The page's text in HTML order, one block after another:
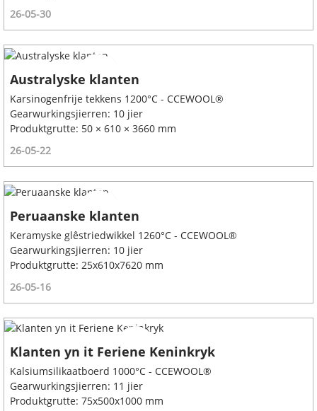
26-05-30
Australyske klanten
Karsinogenfrije tekkens 1200°C - CCEWOOL®
Gearwurkingsjierren: 10 jier
Produktgrutte: 50 × 610 × 3660 mm
26-05-22
Peruaanske klanten
Keramyske glêstriedwikkel 1260°C - CCEWOOL®
Gearwurkingsjierren: 10 jier
Produktgrutte: 25x610x7620 mm
26-05-16
Klanten yn it Feriene Keninkryk
Kalsiumsilikaatboerd 1000°C - CCEWOOL®
Gearwurkingsjierren: 11 jier
Produktgrutte: 75x500x1000 mm